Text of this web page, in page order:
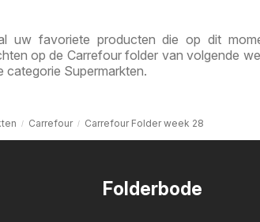
uw favoriete producten die op dit
op de Carrefour folder van volgende
categorie Supermarkten.
Carrefour Carrefour Folder week 28
Folderbode